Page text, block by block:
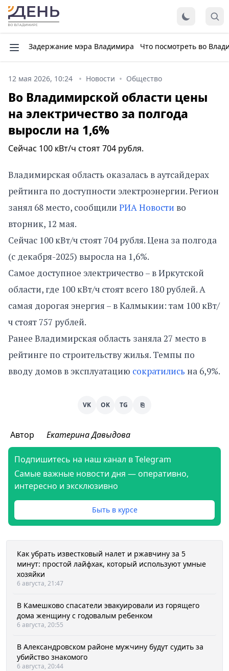
Задержание мэра Владимира Что посмотреть во
12 мая 2026, 10:24 Новости Общество
Во Владимирской области цены
на электричество за полгода
выросли на 1,6%
Сейчас 100 кВт/ч стоят 704 рубля.
Владимирская область оказалась в аутсайдерах
рейтинга по доступности электроэнергии. Регион
занял 68 место, сообщили РИА Новости во
вторник, 12 мая.
Сейчас 100 кВт/ч стоят 704 рубля. Цена за полгода
(с декабря-2025) выросла на 1,6%.
Самое доступное электричество – в Иркутской
области, где 100 кВт/ч стоят всего 180 рублей. А
самая дорогая энергия – в Калмыкии: там 100 кВт/
ч стоят 757 рублей.
Ранее Владимирская область заняла 27 место в
рейтинге по строительству жилья. Темпы по
вводу домов в эксплуатацию сократились на 6,9%.
VK OK TG ⎘
Автор Екатерина Давыдова
Подпишитесь на наш канал в Telegram
Самые важные новости дня — оперативно,
интересно и эксклюзивно
Быть в курсе
Как убрать известковый налет и ржавчину за 5
минут: простой лайфхак, который используют умные
хозяйки
6 августа, 21:47
В Камешково спасатели эвакуировали из горящего
дома женщину с годовалым ребенком
6 августа, 20:55
В Александровском районе мужчину будут судить за
убийство знакомого
6 августа, 20:44